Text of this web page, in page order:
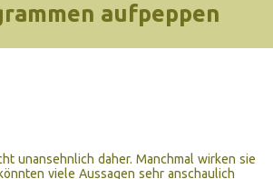
aufpeppen
unansehnlich daher. Manchmal wirken sie
viele Aussagen sehr anschaulich